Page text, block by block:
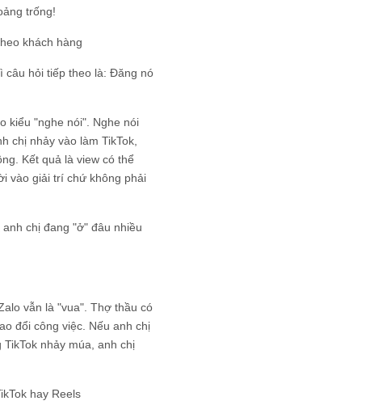
trống!
khách hàng
câu hỏi tiếp theo là: Đăng nó
kiểu "nghe nói". Nghe nói
chị nhảy vào làm TikTok,
Kết quả là view có thể
vào giải trí chứ không phải
chị đang "ở" đâu nhiều
vẫn là "vua". Thợ thầu có
đổi công việc. Nếu anh chị
nhảy múa, anh chị
hay Reels